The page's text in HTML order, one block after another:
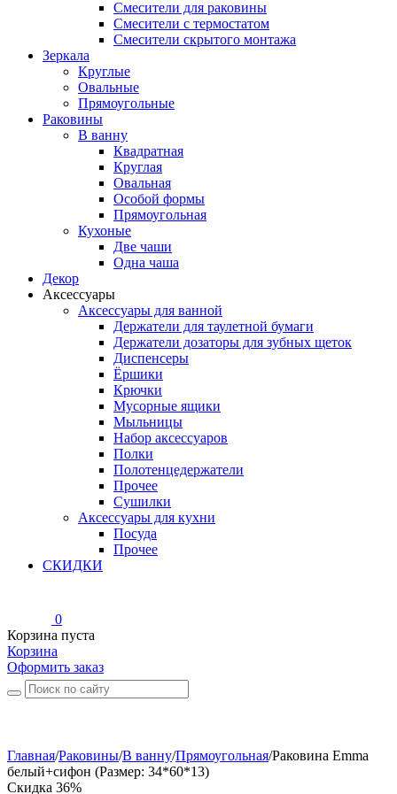
Смесители для раковины
Смесители с термостатом
Смесители скрытого монтажа
Зеркала
Круглые
Овальные
Прямоугольные
Раковины
В ванну
Квадратная
Круглая
Овальная
Особой формы
Прямоугольная
Кухоные
Две чаши
Одна чаша
Декор
Аксессуары
Аксессуары для ванной
Держатели для таулетной бумаги
Держатели дозаторы для зубных щеток
Диспенсеры
Ёршики
Крючки
Мусорные ящики
Мыльницы
Набор аксессуаров
Полки
Полотенцедержатели
Прочее
Сушилки
Аксессуары для кухни
Посуда
Прочее
СКИДКИ
0
Корзина пуста
Корзина
Оформить заказ
Главная/Раковины/В ванну/Прямоугольная/Раковина Emma
белый+сифон (Размер: 34*60*13)
Скидка 36%